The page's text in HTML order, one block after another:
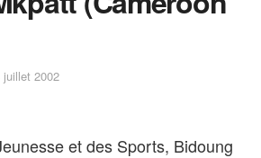
juillet 2002
et des Sports, Bidoung